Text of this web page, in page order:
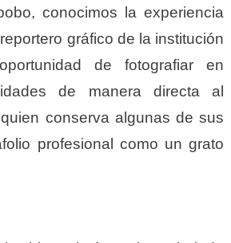
conocimos la experiencia
gráfico de la institución
de fotografiar en
de manera directa al
conserva algunas de sus
profesional como un grato